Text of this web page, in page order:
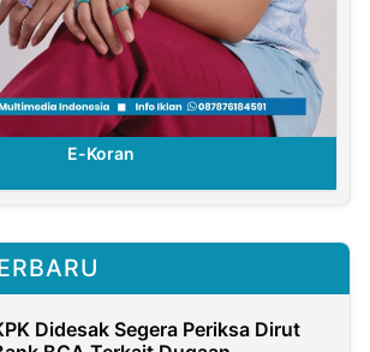
E-Koran
Didesak Segera Periksa Dirut